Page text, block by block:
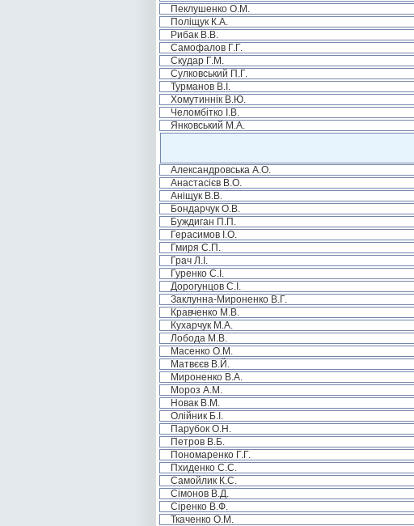
Пеклушенко О.М.
Поліщук К.А.
Рибак В.В.
Самофалов Г.Г.
Скудар Г.М.
Сулковський П.Г.
Турманов В.І.
Хомутиннік В.Ю.
Челомбітко І.В.
Янковський М.А.
Александровська А.О.
Анастасієв В.О.
Аніщук В.В.
Бондарчук О.В.
Буждиган П.П.
Герасимов І.О.
Гмиря С.П.
Грач Л.І.
Гуренко С.І.
Дорогунцов С.І.
Заклунна-Мироненко В.Г.
Кравченко М.В.
Кухарчук М.А.
Лобода М.В.
Масенко О.М.
Матвєєв В.Й.
Мироненко В.А.
Мороз А.М.
Новак В.М.
Олійник Б.І.
Парубок О.Н.
Петров В.Б.
Пономаренко Г.Г.
Пхиденко С.С.
Самойлик К.С.
Сімонов В.Д.
Сіренко В.Ф.
Ткаченко О.М.